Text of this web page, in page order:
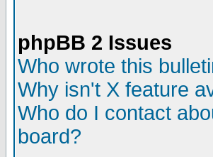
phpBB 2 Issues
Who wrote this
Why isn't X feature
Who do I contact
board?